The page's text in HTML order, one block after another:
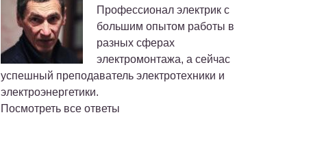
Профессионал электрик с
большим опытом работы в
разных сферах
электромонтажа, а сейчас
успешный преподаватель электротехники и
электроэнергетики.
Посмотреть все ответы